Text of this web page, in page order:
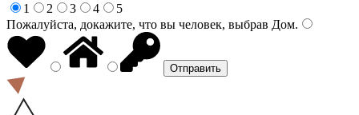
1
2 3 4
5
Пожалуйста, докажите, что вы человек, выбрав Дом.